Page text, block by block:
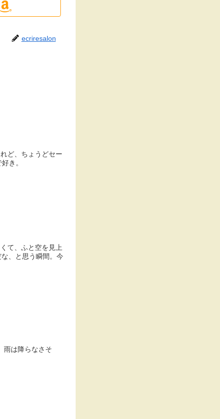
ecriresalon
ど、ちょうどセー
き。
て、ふと空を見上
、と思う瞬間。今
雨は降らなさそ